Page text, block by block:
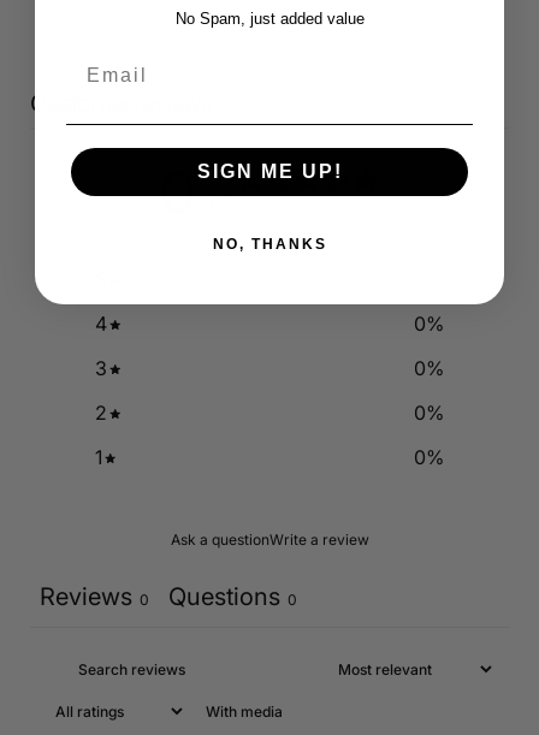
Customer reviews
0 / 5
4
0%
3
0%
2
0%
1
0%
Ask a questionWrite a review
Reviews 0 Questions 0
With media
No Spam, just added value
SIGN ME UP!
NO, THANKS